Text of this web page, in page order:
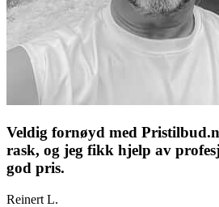
Veldig fornøyd med
rask, og jeg fikk hjelp av
god pris.
Reinert L.